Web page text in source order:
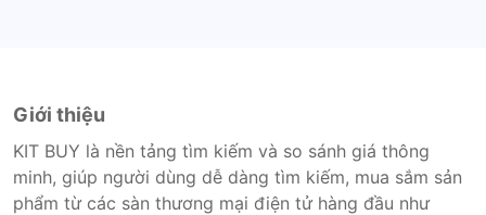
Giới thiệu
KIT BUY là nền tảng tìm kiếm và so sánh giá thông
minh, giúp người dùng dễ dàng tìm kiếm, mua sắm sản
phẩm từ các sàn thương mại điện tử hàng đầu như